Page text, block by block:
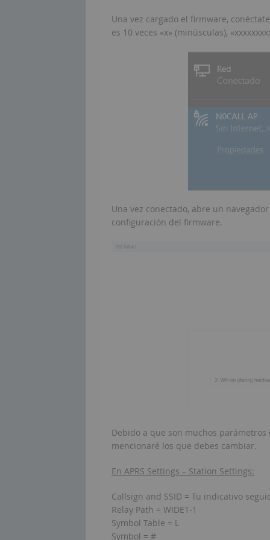
Una vez cargado el firmware,
es 10 veces «x» (minúsculas),
Una vez conectado, abre un
configuración del firmware.
Debido a que son muchos
mencionaré los que debes cambiar.
En APRS Settings – Station Settings:
Callsign and SSID = Tu indicativo
Relay Path = WIDE1-1
Symbol Table = L
Symbol = #